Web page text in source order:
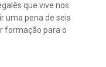
que vive nos
uma pena de seis
formação para o